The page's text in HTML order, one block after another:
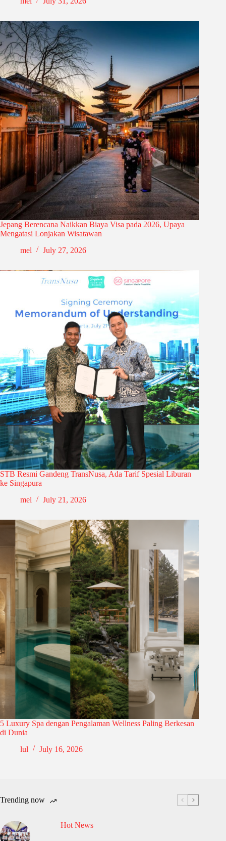
Jepang Berencana Naikkan Biaya Visa pada 2026, Upaya
Mengatasi Lonjakan Wisatawan
mel
July 27, 2026
STB Resmi Gandeng TransNusa, Ada Tarif Spesial Liburan
ke Singapura
mel
July 21, 2026
5 Luxury Spa dengan Pengalaman Wellness Paling Berkesan
di Dunia
lul
July 16, 2026
Trending now
Hot News